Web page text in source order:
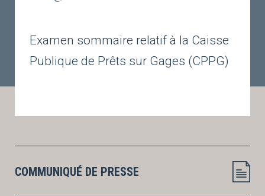
Examen sommaire relatif à la Caisse
Publique de Prêts sur Gages (CPPG)
COMMUNIQUÉ DE PRESSE